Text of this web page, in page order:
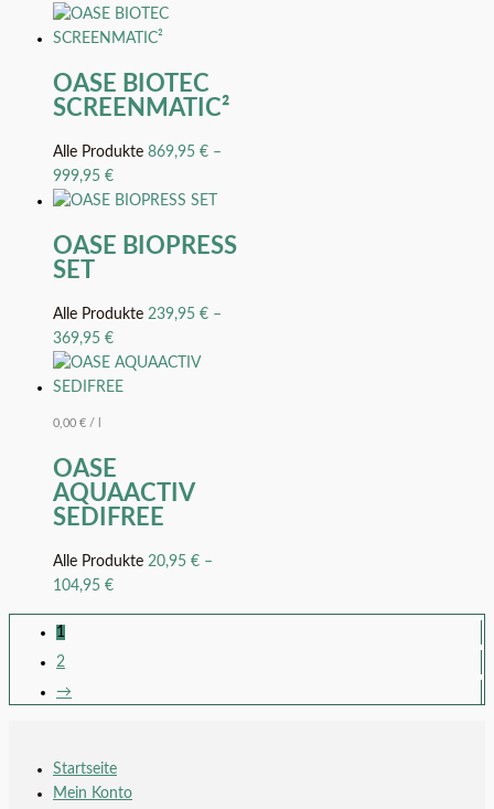
OASE BIOTEC
SCREENMATIC²
Alle Produkte 869,95 € –
999,95 €
OASE BIOPRESS
SET
Alle Produkte 239,95 € –
369,95 €
0,00 € /
OASE
AQUAACTIV
SEDIFREE
Alle Produkte 20,95 € –
104,95 €
1
2
→
Startseite
Mein Konto